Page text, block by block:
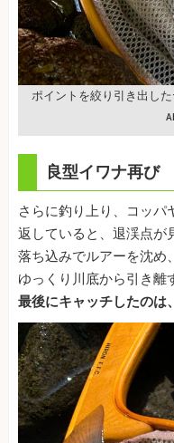
ポイントを絞り引き出し
良型イワナ再び
さらに釣り上り、コッパ
返していると、退渓点が
落ち込みでルアーを沈め
ゆっくり川底から引き離
最後にキャッチしたのは